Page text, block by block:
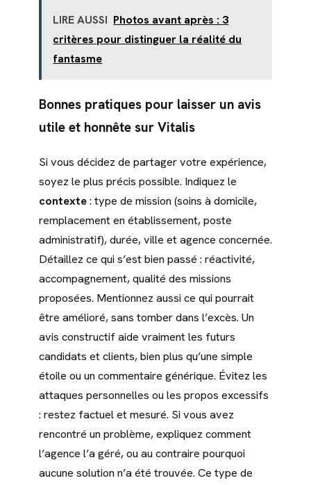
LIRE AUSSI Photos avant après : 3
critères pour distinguer la réalité du
fantasme
Bonnes pratiques pour laisser un avis
utile et honnête sur Vitalis
Si vous décidez de partager votre expérience,
soyez le plus précis possible. Indiquez le
contexte: type de mission (soins à domicile,
remplacement en établissement, poste
administratif), durée, ville et agence concernée.
Détaillez ce qui s’est bien passé : réactivité,
accompagnement, qualité des missions
proposées. Mentionnez aussi ce qui pourrait
être amélioré, sans tomber dans l’excès. Un
avis constructif aide vraiment les futurs
candidats et clients, bien plus qu’une simple
étoile ou un commentaire générique. Évitez les
attaques personnelles ou les propos excessifs
: restez factuel et mesuré. Si vous avez
rencontré un problème, expliquez comment
l’agence l’a géré, ou au contraire pourquoi
aucune solution n’a été trouvée. Ce type de